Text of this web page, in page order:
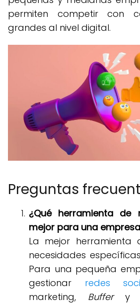
permiten competir con
grandes al nivel digital.
Preguntas
¿Qué herramienta de
mejor para una
La mejor herramienta
necesidades
Para una pequeña
gestionar redes
marketing, Buffery